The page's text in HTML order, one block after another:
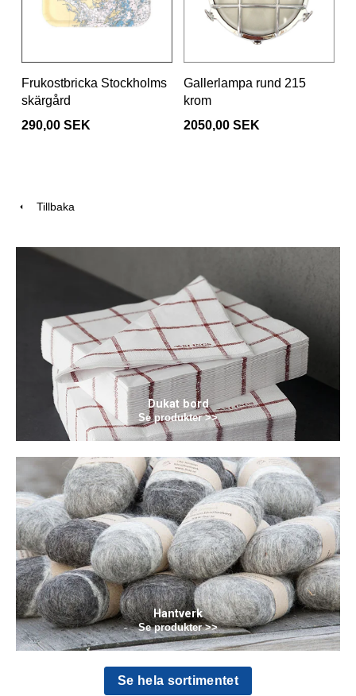
Frukostbricka Stockholms
skärgård
290,00 SEK
Gallerlampa rund 215
krom
2050,00 SEK
Tillbaka
Dukat bord
Se produkter >>
Hantverk
Se produkter >>
Se hela sortimentet